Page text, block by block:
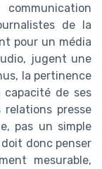
de la
pour un média
jugent une
la pertinence
capacité de ses
presse
pas un simple
donc penser
mesurable,